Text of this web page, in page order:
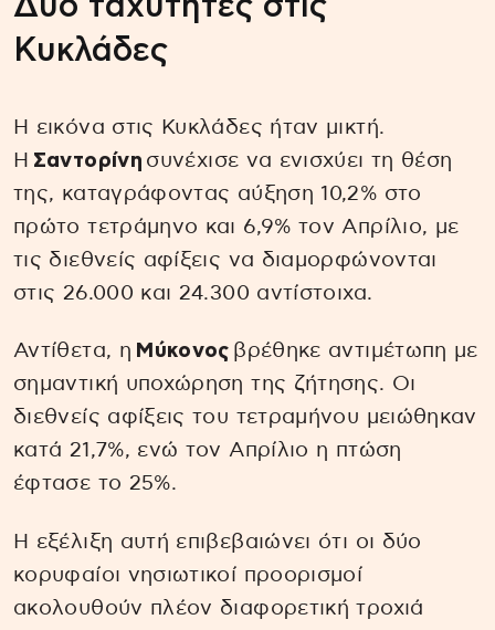
Κυκλάδες
Η εικόνα στις Κυκλάδες ήταν μικτή.
Η Σαντορίνη συνέχισε να ενισχύει τη θέση
της, καταγράφοντας αύξηση 10,2% στο
πρώτο τετράμηνο και 6,9% τον Απρίλιο, με
τις διεθνείς αφίξεις να διαμορφώνονται
στις 26.000 και 24.300 αντίστοιχα.
Αντίθετα, η Μύκονος βρέθηκε αντιμέτωπη με
σημαντική υποχώρηση της ζήτησης. Οι
διεθνείς αφίξεις του τετραμήνου μειώθηκαν
κατά 21,7%, ενώ τον Απρίλιο η πτώση
έφτασε το 25%.
Η εξέλιξη αυτή επιβεβαιώνει ότι οι δύο
κορυφαίοι νησιωτικοί προορισμοί
ακολουθούν πλέον διαφορετική τροχιά